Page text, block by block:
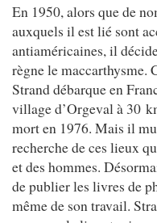
En 1950, alors que de
auxquels il est lié sont
antiaméricaines, il
règne le maccarthysme.
Strand débarque en
village d’Orgeval à 30
mort en 1976. Mais il
recherche de ces lieux
et des hommes.
de publier les livres de
même de son travail.